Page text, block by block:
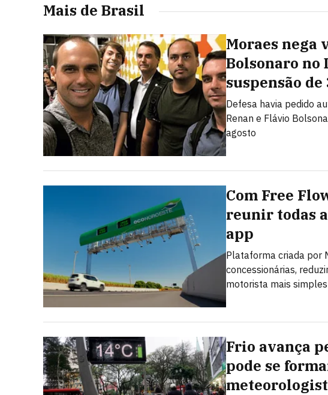
Mais de Brasil
Moraes nega
Bolsonaro no
suspensão de
Defesa havia pedido
Renan e Flávio
agosto
Com Free
reunir todas
app
Plataforma criada por
concessionárias,
motorista mais
Frio avança
pode se